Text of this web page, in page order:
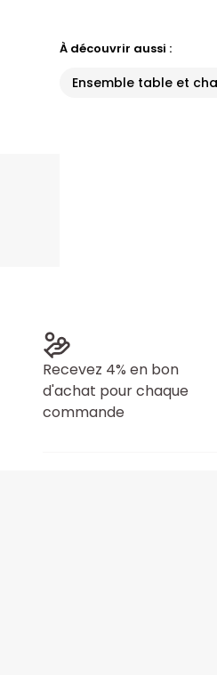
À découvrir aussi :
Ensemble table et
Recevez 4% en bon
d'achat pour chaque
commande